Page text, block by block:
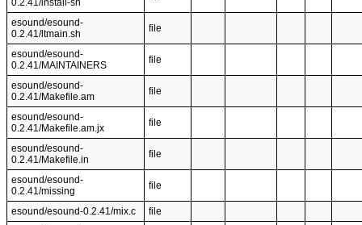
0.2.41/install-sh
esound/esound-
0.2.41/ltmain.sh
file
esound/esound-
0.2.41/MAINTAINERS
file
esound/esound-
0.2.41/Makefile.am
file
esound/esound-
0.2.41/Makefile.am.jx
file
esound/esound-
0.2.41/Makefile.in
file
esound/esound-
0.2.41/missing
file
esound/esound-0.2.41/mix.c
file